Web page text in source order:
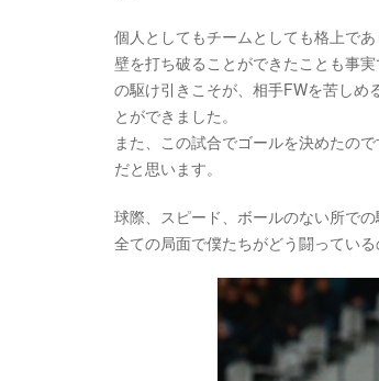
個人としてもチームとしても格上で
壁を打ち破ることができたことも事
の駆け引きこそが、相手FWを苦しめ
とができました。
また、この試合でゴールを決めたの
だと思います。
球際、スピード、ボールのない所で
全ての局面で僕たちがどう闘っている